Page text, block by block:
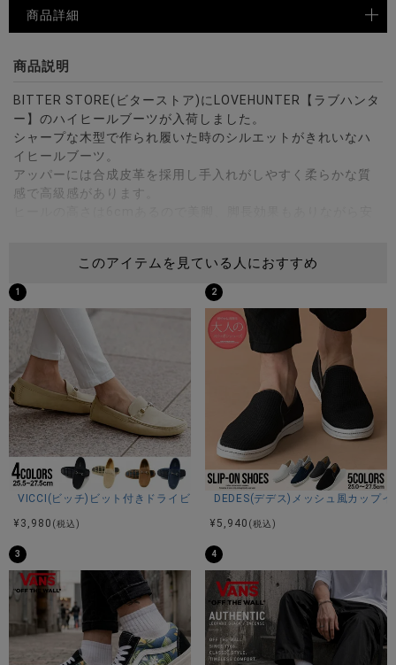
商品詳細
商品説明
BITTER STORE(ビターストア)にLOVEHUNTER【ラブハンタ
ー】のハイヒールブーツが入荷しました。
シャープな木型で作られ履いた時のシルエットがきれいなハ
イヒールブーツ。
アッパーには合成皮革を採用し手入れがしやすく柔らかな質
感で高級感があります。
性だけでなく実用性にも優れた一足。
ベーシックなデザインで合わせやすくカジュアルからフォー
マルまで幅広いコーディネートに使えるアイテムです。 ※モ
デル画像は照明などの影響により実際の商品と異なる場合が
ございます。
サイズ(cm)
※参考サイズ44の外寸を計測しています。
44(27.0-27.5cm)：高さ21ソール高さ6全長30幅(最短6.5/最
長9.5)
※平置き計測。
アッパー：合成皮革
ソール：合成底
カラー展開
このアイテムを見ている人におすすめ
1
VICCI(ビッチ)ビット付きドライビングシューズ/全4色
¥ 3,980 (税込)
2
DEDES(デデス)メッシュ風カップ
¥ 5,940 (税込)
3 4